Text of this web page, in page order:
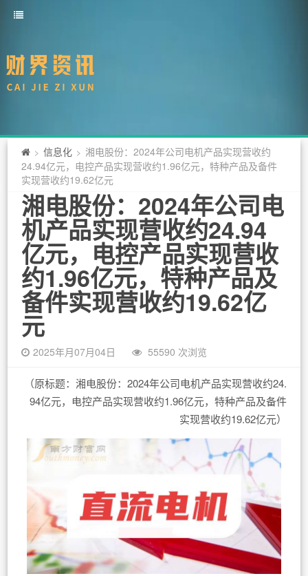
> 信息化 > 湘电股份：2024年公司电机产品实现营收约
24.94亿元，电控产品实现营收约1.96亿元，特种产品及备件
实现营收约19.62亿元
湘电股份：2024年公司电
机产品实现营收约24.94
亿元，电控产品实现营收
约1.96亿元，特种产品及
备件实现营收约19.62亿
元
2025年月07月04日 55590 次浏览
（原标题：湘电股份：2024年公司电机产品实现营收约24.
94亿元，电控产品实现营收约1.96亿元，特种产品及备件
实现营收约19.62亿元）